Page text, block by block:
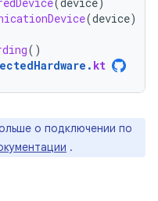
(device)
()
. kt
о подключении по
.